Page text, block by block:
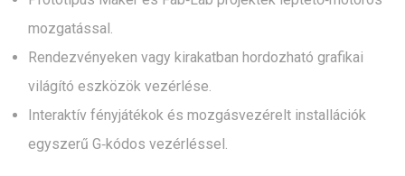
mozgatással.
Rendezvényeken vagy kirakatban hordozható grafikai
világító eszközök vezérlése.
Interaktív fényjátékok és mozgásvezérelt installációk
egyszerű G‑kódos vezérléssel.